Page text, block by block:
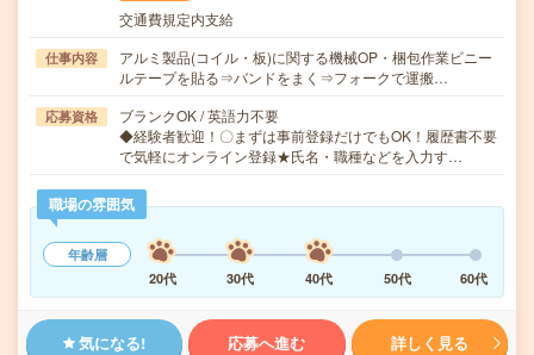
交通費規定内支給
仕事内容
アルミ製品(コイル・板)に関する機械OP・梱包作業ビニー
ルテープを貼る⇒バンドをまく⇒フォークで運搬…
応募資格
ブランクOK / 英語力不要
◆経験者歓迎！〇まずは事前登録だけでもOK！履歴書不要
で気軽にオンライン登録★氏名・職種などを入力す…
職場の雰囲気
年齢層
20代
30代 40代 50代 60代
気になる! 応募へ進む 詳しく見る